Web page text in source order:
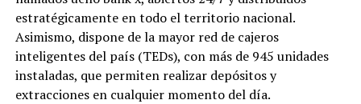
estratégicamente en todo el territorio nacional.
Asimismo, dispone de la mayor red de cajeros
inteligentes del país (TEDs), con más de 945 unidades
instaladas, que permiten realizar depósitos y
extracciones en cualquier momento del día.